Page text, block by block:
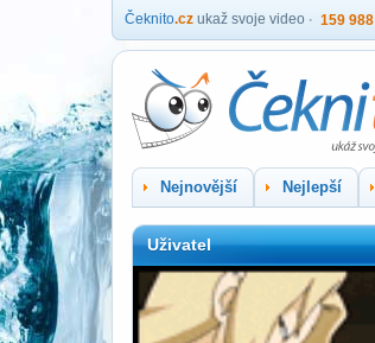
Čeknito.cz ukaž svoje video 159 988
Nejnovější Nejlepší
Uživatel